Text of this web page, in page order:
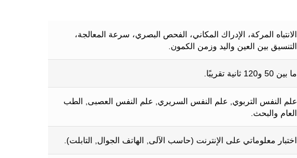
الانتباه المركة، الإدراك المكاني، الفحص البصري، سرعة المعالجة،
التنسيق بين العين واليد وزمن الكمون.
ما بين 50 و120 ثانية تقريبًا.
علم النفس التربوي, علم النفس السريري, علم النفس العصبى, الطب
العام والبحث.
اختبار معلوماتي على الإنترنت (حاسب الآلى, الهاتف الجوال, التابلت).